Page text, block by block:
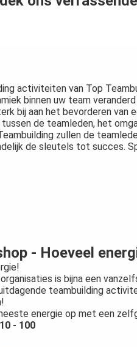
activiteiten van Top
binnen uw team
bij aan het bevorderen van
de teamleden, het
zullen de
de sleutels tot succes.
- Hoeveel
is bijna een
teambuilding
energie op met een
- 100